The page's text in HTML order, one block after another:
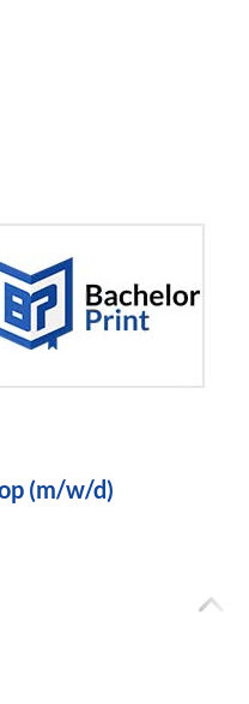
(m/w/d)